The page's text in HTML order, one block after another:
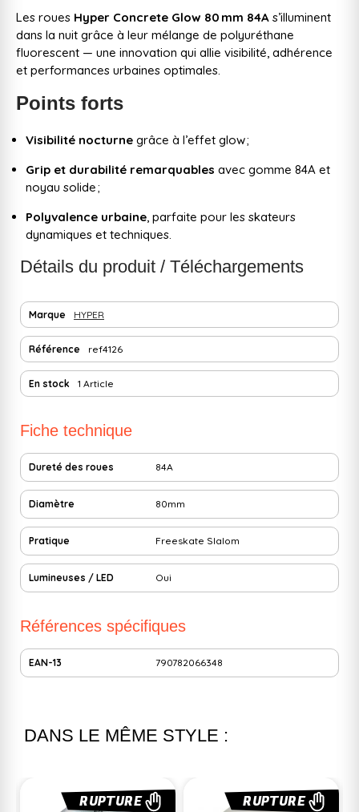
Les roues Hyper Concrete Glow 80 mm 84A s’illuminent
dans la nuit grâce à leur mélange de polyuréthane
fluorescent — une innovation qui allie visibilité, adhérence
et performances urbaines optimales.
Points forts
Visibilité nocturne grâce à l’effet glow ;
Grip et durabilité remarquables avec gomme 84A et
noyau solide ;
Polyvalence urbaine, parfaite pour les skateurs
dynamiques et techniques.
Détails du produit / Téléchargements
Marque HYPER
Référence ref4126
En stock 1 Article
Fiche technique
Dureté des roues 84A
Diamètre 80mm
Pratique Freeskate Slalom
Lumineuses / LED Oui
Références spécifiques
EAN-13 790782066348
DANS LE MÊME STYLE :
RUPTURE RUPTURE